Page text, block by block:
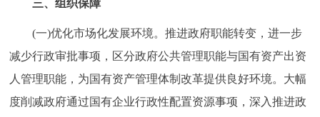
三、组织保障
(一)优化市场化发展环境。推进政府职能转变，进一步
减少行政审批事项，区分政府公共管理职能与国有资产出资
人管理职能，为国有资产管理体制改革提供良好环境。大幅
度削减政府通过国有企业行政性配置资源事项，深入推进政